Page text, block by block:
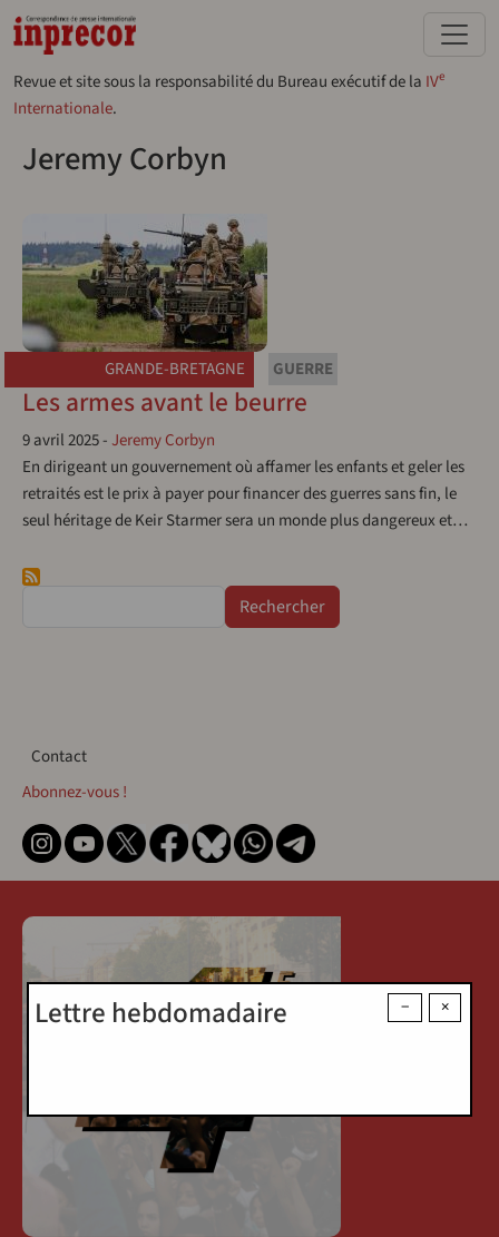
Aller au contenu principal
Revue et site sous la responsabilité du Bureau exécutif de la IVe
Internationale.
Jeremy Corbyn
GRANDE-BRETAGNE GUERRE
Les armes avant le beurre
9 avril 2025-Jeremy Corbyn
En dirigeant un gouvernement où affamer les enfants et geler les
retraités est le prix à payer pour financer des guerres sans fin, le
seul héritage de Keir Starmer sera un monde plus dangereux et…
×
−
Lettre hebdomadaire
Contact
Contact
Abonnez-vous !